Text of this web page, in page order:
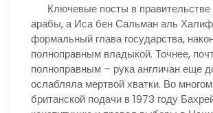
Ключевые посты в правительстве
арабы, а Иса бен Сальман аль
формальный глава государства,
полноправным владыкой. Точнее,
полноправным – рука англичан еще
ослабляла мертвой хватки. Во
британской подачи в 1973 году